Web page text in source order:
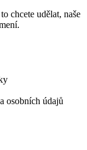
chcete udělat, naše
osobních údajů